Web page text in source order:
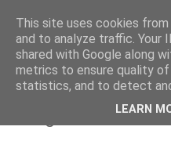
Designové Mléko
This site uses cookies
and to analyze traffic. Your
shared with Google along
metrics to ensure quality
statistics, and to detect
LEARN